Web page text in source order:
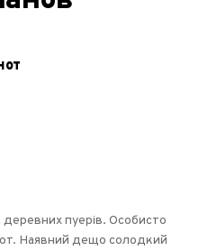
пуерів. Особисто
Наявний дещо солодкий